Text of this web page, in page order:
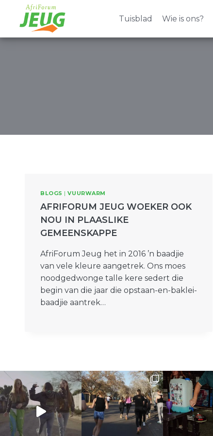
content
Tuisblad Wie is ons?
BLOGS |VUURWARM
AFRIFORUM JEUG WOEKER OOK
NOU IN PLAASLIKE
GEMEENSKAPPE
AfriForum Jeug het in 2016 ’n baadjie
van vele kleure aangetrek. Ons moes
noodgedwonge talle kere sedert die
begin van die jaar die opstaan-en-baklei-
baadjie aantrek…